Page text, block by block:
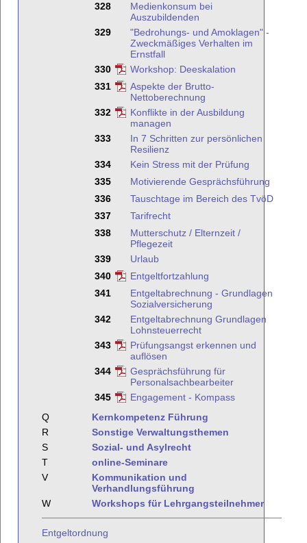
328
Medienkonsum bei
Auszubildenden
329
"Bedrohungs- und Amoklagen" -
Zweckmäßiges Verhalten im
Ernstfall
330
Workshop: Deeskalation
331
Aspekte der Brutto-
Nettoberechnung
332
Konflikte in der Ausbildung
managen
333
In 7 Schritten zur persönlichen
Resilienz
334
Kein Stress mit der Prüfung
335
Motivierende Gesprächsführung
336
Tauschtage im Bereich des TvöD
337
Tarifrecht
338
Mutterschutz / Elternzeit /
Pflegezeit
339
Urlaub
340
Entgeltfortzahlung
341
Entgeltabrechnung - Grundlagen
Sozialversicherung
342
Entgeltabrechnung Grundlagen
Lohnsteuerrecht
343
Prüfungsangst erkennen und
auflösen
344
Gesprächsführung für
Personalsachbearbeiter
345
Engagement - Kompass
Q
Kernkompetenz Führung
R
Sonstige Verwaltungsthemen
S
Sozial- und Asylrecht
T
online-Seminare
V
Kommunikation und
Verhandlungsführung
W
Workshops für Lehrgangsteilnehmer
Entgeltordnung